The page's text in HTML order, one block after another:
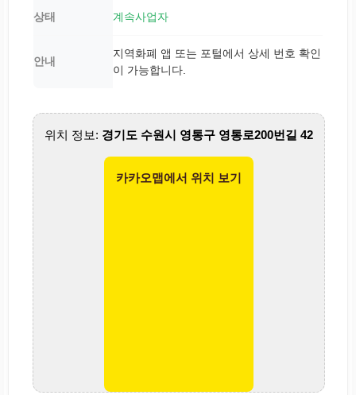
상태 계속사업자
안내
지역화폐 앱 또는 포털에서 상세 번호 확인
이 가능합니다.
위치 정보: 경기도 수원시 영통구 영통로200번길 42
카카오맵에서 위치 보기